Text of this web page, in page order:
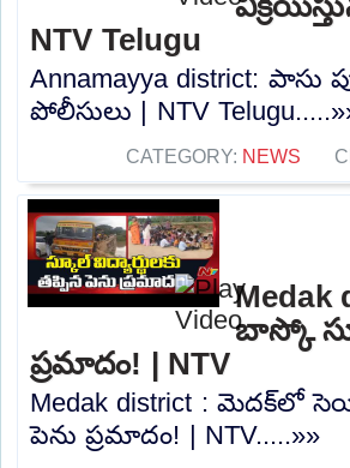
NTV Telugu
Annamayya district: పాసు
పోలీసులు | NTV
CATEGORY: NEWS
బాస్కో
ప్రమాదం! | NTV
Medak district : మెదక్‌లో
పెను ప్రమాదం! | NTV.....»»